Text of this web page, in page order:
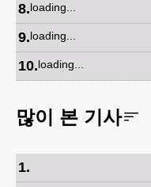
8.loading...
9.loading...
10.loading...
많이 본 기사
1.